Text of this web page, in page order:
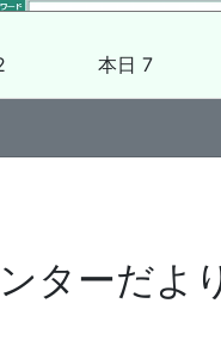
本日 7
ターだよ